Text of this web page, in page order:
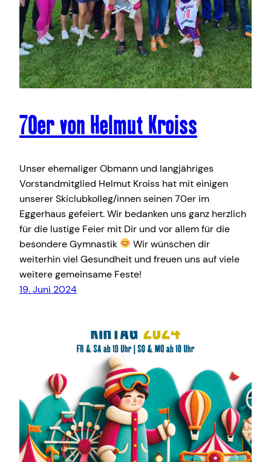
70er von Helmut Kroiss
Unser ehemaliger Obmann und langjähriges
Vorstandmitglied Helmut Kroiss hat mit einigen
unserer Skiclubkolleg/innen seinen 70er im
Eggerhaus gefeiert. Wir bedanken uns ganz herzlich
für die lustige Feier mit Dir und vor allem für die
besondere Gymnastik
Wir wünschen dir
weiterhin viel Gesundheit und freuen uns auf viele
weitere gemeinsame Feste!
19. Juni 2024